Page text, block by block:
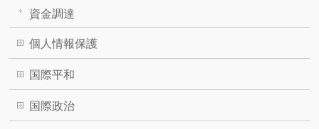
資金調達
個人情報保護
国際平和
国際政治